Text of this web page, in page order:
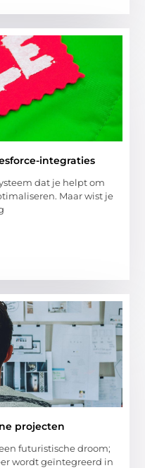
integraties
dat je helpt om
Maar wist je
projecten
futuristische droom;
wordt geïntegreerd in